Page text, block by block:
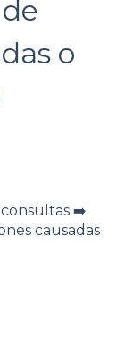
o
➡️
causadas